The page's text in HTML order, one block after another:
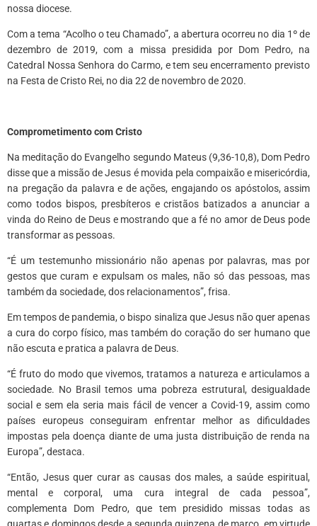
nossa diocese.
Com a tema “Acolho o teu Chamado”, a abertura ocorreu no dia 1º de
dezembro de 2019, com a missa presidida por Dom Pedro, na
Catedral Nossa Senhora do Carmo, e tem seu encerramento previsto
na Festa de Cristo Rei, no dia 22 de novembro de 2020.
Comprometimento com Cristo
Na meditação do Evangelho segundo Mateus (9,36-10,8), Dom Pedro
disse que a missão de Jesus é movida pela compaixão e misericórdia,
na pregação da palavra e de ações, engajando os apóstolos, assim
como todos bispos, presbíteros e cristãos batizados a anunciar a
vinda do Reino de Deus e mostrando que a fé no amor de Deus pode
transformar as pessoas.
“É um testemunho missionário não apenas por palavras, mas por
gestos que curam e expulsam os males, não só das pessoas, mas
também da sociedade, dos relacionamentos”, frisa.
Em tempos de pandemia, o bispo sinaliza que Jesus não quer apenas
a cura do corpo físico, mas também do coração do ser humano que
não escuta e pratica a palavra de Deus.
“É fruto do modo que vivemos, tratamos a natureza e articulamos a
sociedade. No Brasil temos uma pobreza estrutural, desigualdade
social e sem ela seria mais fácil de vencer a Covid-19, assim como
países europeus conseguiram enfrentar melhor as dificuldades
impostas pela doença diante de uma justa distribuição de renda na
Europa”, destaca.
“Então, Jesus quer curar as causas dos males, a saúde espiritual,
mental e corporal, uma cura integral de cada pessoa”,
complementa Dom Pedro, que tem presidido missas todas as